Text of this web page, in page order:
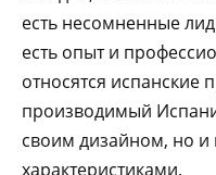
есть несомненные
есть опыт и
относятся испанские
производимый
своим дизайном, но и
характеристиками.